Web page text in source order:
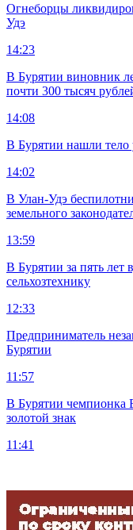
Огнеборцы
Удэ
14:23
В Бурятии виновник
почти 300 тысяч
14:08
В Бурятии нашли тело
14:02
В Улан-Удэ
земельного
13:59
В Бурятии за пять лет
сельхозтехнику
12:33
Предприниматель
Бурятии
11:57
В Бурятии чемпионка
золотой знак
11:41